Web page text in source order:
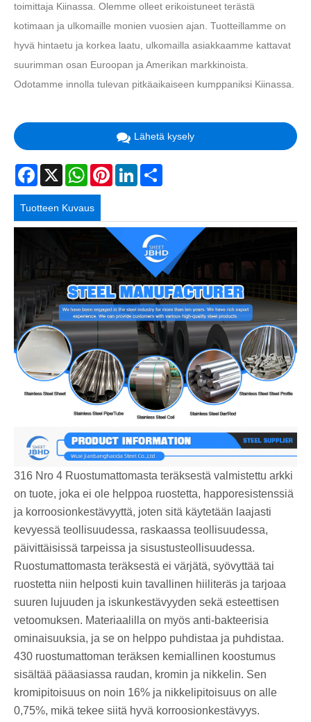
toimittaja Kiinassa. Olemme olleet erikoistuneet terästä
kotimaan ja ulkomaille monien vuosien ajan. Tuotteillamme on
hyvä hintaetu ja korkea laatu, ulkomailla asiakkaamme kattavat
suurimman osan Euroopan ja Amerikan markkinoista.
Odotamme innolla tulevan pitkäaikaiseen kumppaniksi Kiinassa.
Lähetä kysely
Facebook
X WhatsAppPinterestLinkedIn
Tuotteen Kuvaus
316 Nro 4 Ruostumattomasta teräksestä valmistettu arkki
on tuote, joka ei ole helppoa ruostetta, happoresistenssiä
ja korroosionkestävyyttä, joten sitä käytetään laajasti
kevyessä teollisuudessa, raskaassa teollisuudessa,
päivittäisissä tarpeissa ja sisustusteollisuudessa.
Ruostumattomasta teräksestä ei värjätä, syövyttää tai
ruostetta niin helposti kuin tavallinen hiiliteräs ja tarjoaa
suuren lujuuden ja iskunkestävyyden sekä esteettisen
vetoomuksen. Materiaalilla on myös anti-bakteerisia
ominaisuuksia, ja se on helppo puhdistaa ja puhdistaa.
430 ruostumattoman teräksen kemiallinen koostumus
sisältää pääasiassa raudan, kromin ja nikkelin. Sen
kromipitoisuus on noin 16% ja nikkelipitoisuus on alle
0,75%, mikä tekee siitä hyvä korroosionkestävyys.